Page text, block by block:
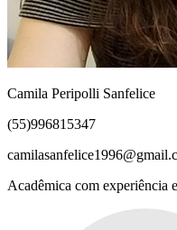
Camila Peripolli Sanfelice
(55)996815347
Acadêmica com experiência